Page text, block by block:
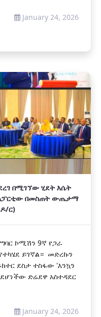
January 24, 2026
በሚገኘው ሂደት እሴት
በመስጠት ውጤታማ
ር)
ኮሚሽን 9ኛ የጋራ
ይገኛል። መድረኩን
ደስታ ተስፋው 'እንኳን
ድሬደዋ አስተዳደር
January 24, 2026